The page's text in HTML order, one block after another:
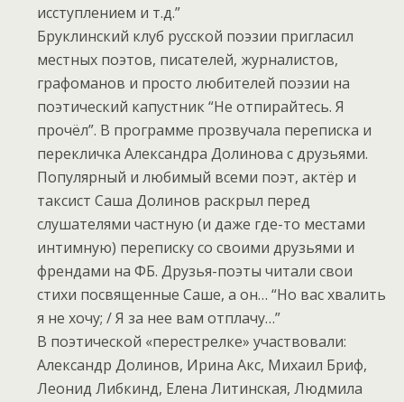
исступлением и т.д.”
Бруклинский клуб русской поэзии пригласил
местных поэтов, писателей, журналистов,
графоманов и просто любителей поэзии на
поэтический капустник “Не отпирайтесь. Я
прочёл”. В программе прозвучала переписка и
перекличка Александра Долинова с друзьями.
Популярный и любимый всеми поэт, актёр и
таксист Саша Долинов раскрыл перед
слушателями частную (и даже где-то местами
интимную) переписку со своими друзьями и
френдами на ФБ. Друзья-поэты читали свои
стихи посвященные Саше, а он… “Но вас хвалить
я не хочу; / Я за нее вам отплачу…”
В поэтической «перестрелке» участвовали:
Александр Долинов, Ирина Акс, Михаил Бриф,
Леонид Либкинд, Елена Литинская, Людмила